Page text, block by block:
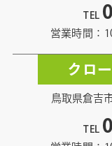
TEL
営業時間：
クロ
鳥取県倉吉
TEL